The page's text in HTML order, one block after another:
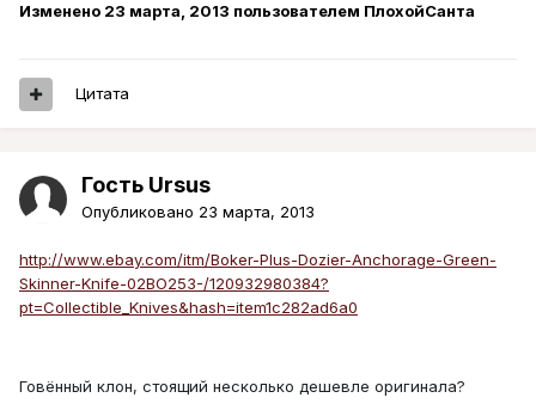
Изменено 23 марта, 2013 пользователем ПлохойСанта
Цитата
Гость Ursus
Опубликовано 23 марта, 2013
http://www.ebay.com/itm/Boker-Plus-Dozier-Anchorage-Green-
Skinner-Knife-02BO253-/120932980384?
pt=Collectible_Knives&hash=item1c282ad6a0
Говённый клон, стоящий несколько дешевле оригинала?